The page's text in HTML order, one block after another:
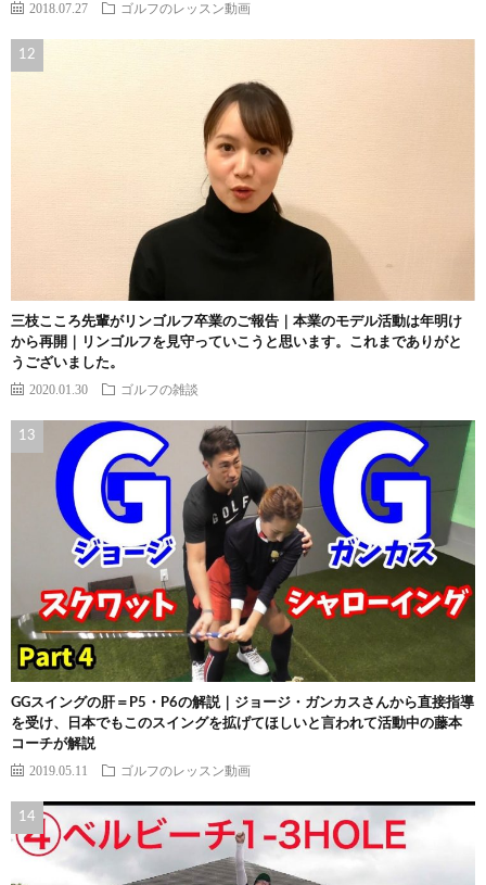
2018.07.27 ゴルフのレッスン動画
三枝こころ先輩がリンゴルフ卒業のご報告｜本業のモデル活動は年明け
から再開｜リンゴルフを見守っていこうと思います。これまでありがと
うございました。
2020.01.30 ゴルフの雑談
GGスイングの肝＝P5・P6の解説｜ジョージ・ガンカスさんから直接指導
を受け、日本でもこのスイングを拡げてほしいと言われて活動中の藤本
コーチが解説
2019.05.11 ゴルフのレッスン動画